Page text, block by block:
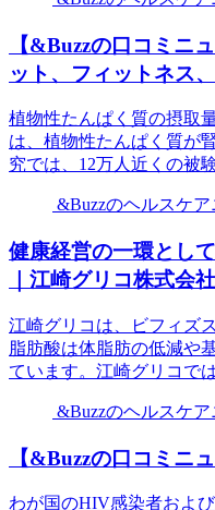
【&Buzzの口コミニ
ット、フィットネス
植物性たんぱく質の摂取
は、植物性たんぱく質が
究では、12万人近くの被
&Buzzのヘルスケア
健康経営の一環とし
｜江崎グリコ株式会
江崎グリコは、ビフィズ
脂肪酸は体脂肪の低減や
ています。江崎グリコで
&Buzzのヘルスケア
【&Buzzの口コミニ
わが国のHIV感染者およ